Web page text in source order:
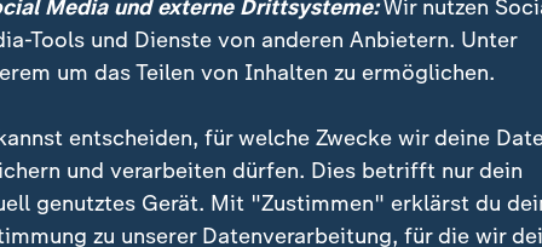
Festnahmen bei Protesten in
kommt eine Mischung aus verschiedenen Gruppen
Media und externe Drittsysteme:Wir nutzen
Tools und Dienste von anderen Anbietern. Unter
um das Teilen von Inhalten zu ermöglichen.
entscheiden, für welche Zwecke wir deine
und verarbeiten dürfen. Dies betrifft nur dein
genutztes Gerät. Mit "Zustimmen" erklärst du
zu unserer Datenverarbeitung, für die wir